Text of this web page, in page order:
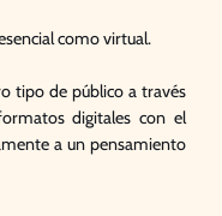
como virtual.
tipo de público a través
digitales con el
a un pensamiento